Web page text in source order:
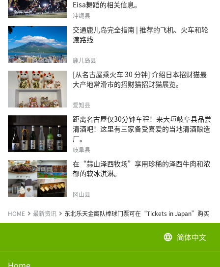
Eisa舞蹈的相关信息。
冲绳县
交通鹿儿岛完全指南 | 推荐的飞机、火车和轮
渡路线
鹿儿岛县
[从名古屋乘火车 30 分钟] 介绍日本招财猫最
大产地常滑市的招财猫招财猫展览。
爱知县
距离名古屋仅30分钟车程！来大垣岐阜县品尝
清酒吧！这里有三家备受喜爱的当地清酒酿造
厂。
岐阜县
在“蒜山泽西牧场”享用珍稀的泽西牛肉和浓
郁的软冰淇淋。
冈山县
HOME 最新资讯 东北乐天金鹰队棒球门票可在“Tickets in Japan”购买
language 简体中文